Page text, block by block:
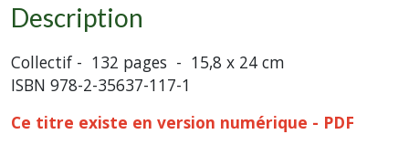
Description
Collectif - 132 pages - 15,8 x 24 cm
ISBN 978-2-35637-117-1
Ce titre existe en version numérique - PDF